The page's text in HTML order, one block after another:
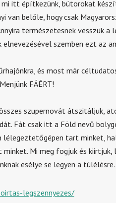
mi itt építkezünk, bútorokat
van belőle, hogy csak
természetesnek vesszük a
szemben ezt az
és most már
FÁÉRT!
szupernovát átszitáljuk,
Fát csak itt a Föld nevű
lélegeztetőgépen tart minket,
Mi meg fogjuk és kiirtjuk,
esélye se legyen a
legszennyezes/